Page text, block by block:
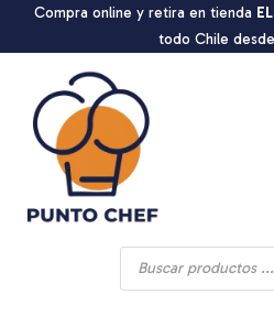
Compra online y retira en tienda
todo Chile
Búsqueda
productos